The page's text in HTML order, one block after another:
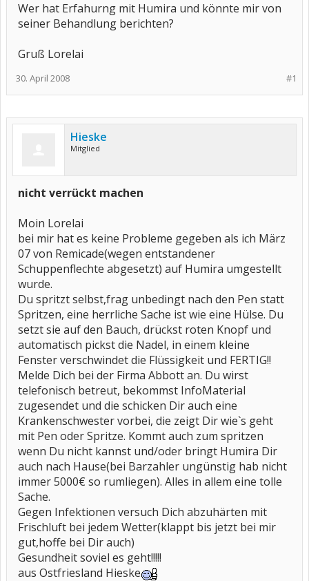
Wer hat Erfahurng mit Humira und könnte mir von
seiner Behandlung berichten?
Gruß Lorelai
#1
30. April 2008
Hieske
Mitglied
nicht verrückt machen
Moin Lorelai
bei mir hat es keine Probleme gegeben als ich März
07 von Remicade(wegen entstandener
Schuppenflechte abgesetzt) auf Humira umgestellt
wurde.
Du spritzt selbst,frag unbedingt nach den Pen statt
Spritzen, eine herrliche Sache ist wie eine Hülse. Du
setzt sie auf den Bauch, drückst roten Knopf und
automatisch pickst die Nadel, in einem kleine
Fenster verschwindet die Flüssigkeit und FERTIG!!
Melde Dich bei der Firma Abbott an. Du wirst
telefonisch betreut, bekommst InfoMaterial
zugesendet und die schicken Dir auch eine
Krankenschwester vorbei, die zeigt Dir wie`s geht
mit Pen oder Spritze. Kommt auch zum spritzen
wenn Du nicht kannst und/oder bringt Humira Dir
auch nach Hause(bei Barzahler ungünstig hab nicht
immer 5000€ so rumliegen). Alles in allem eine tolle
Sache.
Gegen Infektionen versuch Dich abzuhärten mit
Frischluft bei jedem Wetter(klappt bis jetzt bei mir
gut,hoffe bei Dir auch)
Gesundheit soviel es geht!!!!!
aus Ostfriesland Hieske